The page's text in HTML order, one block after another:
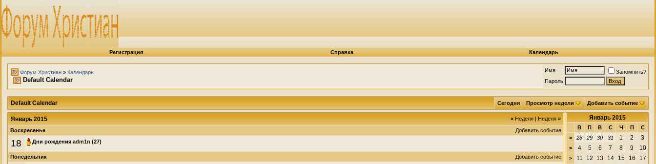
Регистрация Справка Календарь
Форум Христиан » Календарь
Default Calendar
Имя
Запомнить?
Пароль
Default Calendar Сегодня Просмотр недели Добавить событие
«Неделя|Неделя»
Январь 2015
Добавить событие
Воскресенье
18 Дни рождения adm1n (27)
Добавить событие
Понедельник
Январь 2015
В П В С Ч П
С
>
28 29 30 31 1 2 3
> 4 5 6 7 8 9 10
> 11 12 13 14 15 16 17